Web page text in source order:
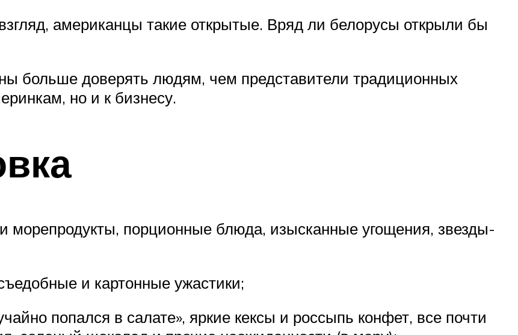
американцы такие открытые. Вряд ли белорусы открыли бы
больше доверять людям, чем представители традиционных
но и к бизнесу.
порционные блюда, изысканные угощения, звезды-
и картонные ужастики;
попался в салате», яркие кексы и россыпь конфет, все почти